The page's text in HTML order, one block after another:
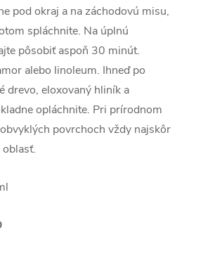
pod okraj a na záchodovú misu,
spláchnite. Na úplnú
pôsobiť aspoň 30 minút.
alebo linoleum. Ihneď po
drevo, eloxovaný hliník a
opláchnite. Pri prírodnom
povrchoch vždy najskôr